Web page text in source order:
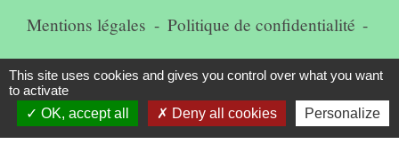
Mentions légales - Politique de confidentialité -
Accessibilité - Plan du site -
Gestion des cookies
This site uses cookies and gives you control over what you want
to activate
OK, accept all
Deny all cookies Personalize